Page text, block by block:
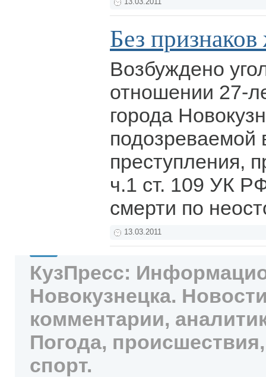
13.03.2011
Без
Возбуждено
отношении 27-
города
подозреваемой
преступления,
ч.1 ст. 109 УК
смерти по
13.03.2011
КузПресс:
Новокузнецка.
комментарии,
Погода,
спорт.